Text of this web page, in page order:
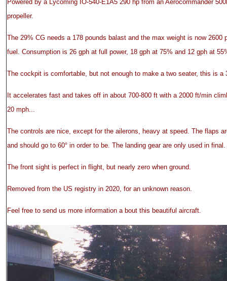
Powered by a Lycoming IO-540-E1A5 290 hp from an Aerocommander
propeller.
The 29% CG needs a 178 pounds balast and the max weight is now 2600
fuel. Consumption is 26 gph at full power, 18 gph at 75% and 12 gph at
The cockpit is comfortable, but not enough to make a two seater, this is a
It accelerates fast and takes off in about 700-800 ft with a 2000 ft/min
20 mph...
The controls are nice, except for the ailerons, heavy at speed. The flaps
and should go to 60° in order to be. The landing gear are only used in final.
The front sight is perfect in flight, but nearly zero when ground.
Removed from the US registry in 2020, for an unknown reason.
Feel free to send us more information a bout this beautiful aircraft.